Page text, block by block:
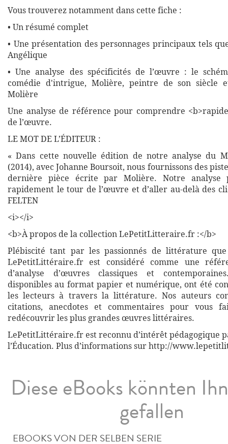
Vous trouverez notamment dans cette fiche :
• Un résumé complet
• Une présentation des personnages principaux tels
Angélique
• Une analyse des spécificités de l’œuvre : le
comédie d'intrigue, Molière, peintre de son siècle
Molière
Une analyse de référence pour comprendre
de l’œuvre.
LE MOT DE L’ÉDITEUR :
« Dans cette nouvelle édition de notre analyse du
(2014), avec Johanne Boursoit, nous fournissons des
dernière pièce écrite par Molière. Notre analyse
rapidement le tour de l’œuvre et d’aller au-delà des
FELTEN
<i></i>
<b>À propos de la collection LePetitLitteraire.fr :</b>
Plébiscité tant par les passionnés de littérature
LePetitLittéraire.fr est considéré comme une
d’analyse d’œuvres classiques et
disponibles au format papier et numérique, ont été
les lecteurs à travers la littérature. Nos auteurs
citations, anecdotes et commentaires pour vous
redécouvrir les plus grandes œuvres littéraires.
LePetitLittéraire.fr est reconnu d’intérêt pédagogique
l’Éducation. Plus d’informations sur http://
Diese eBooks könnten
gefallen
EBOOKS VON DER SELBEN SERIE